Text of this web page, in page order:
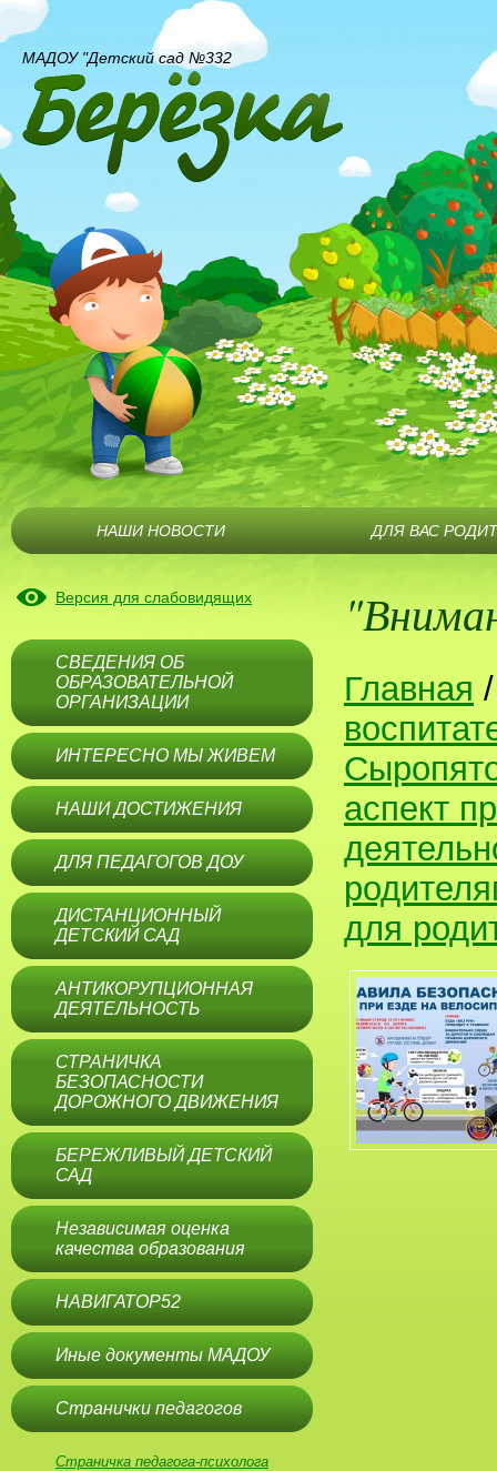
Версия для слабовидящих
СВЕДЕНИЯ ОБ
ОБРАЗОВАТЕЛЬНОЙ
ОРГАНИЗАЦИИ
ИНТЕРЕСНО МЫ ЖИВЕМ
НАШИ ДОСТИЖЕНИЯ
ДЛЯ ПЕДАГОГОВ ДОУ
ДИСТАНЦИОННЫЙ
ДЕТСКИЙ САД
АНТИКОРУПЦИОННАЯ
ДЕЯТЕЛЬНОСТЬ
СТРАНИЧКА
БЕЗОПАСНОСТИ
ДОРОЖНОГО ДВИЖЕНИЯ
БЕРЕЖЛИВЫЙ ДЕТСКИЙ
САД
Независимая оценка
качества образования
НАВИГАТОР52
Иные документы МАДОУ
Странички педагогов
Страничка педагога-психолога
Главная
аспект
для
МАДОУ "Детский сад №332
НАШИ НОВОСТИ ДЛЯ ВАС